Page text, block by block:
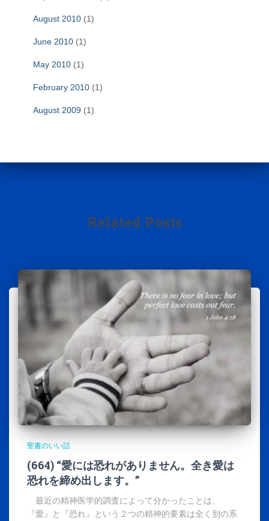
August 2010 (1)
June 2010 (1)
May 2010 (1)
February 2010 (1)
August 2009 (1)
Related Posts
聖書のいい話
(664) “愛には恐れがありません。全き愛は
恐れを締め出します。”
最近の精神医学的調査によって分かったことは、
『愛』と『恐れ』という２つの精神的要素は全く別の系